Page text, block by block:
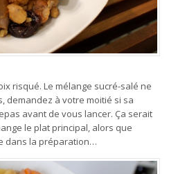
risqué. Le mélange sucré-salé ne
demandez à votre moitié si sa
avant de vous lancer. Ça serait
le plat principal, alors que
dans la préparation…